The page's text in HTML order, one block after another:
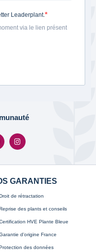
Leaderplant.
via le lien présent
GARANTIES
de rétractation
des plants et conseils
HVE Plante Bleue
d'origine France
des données